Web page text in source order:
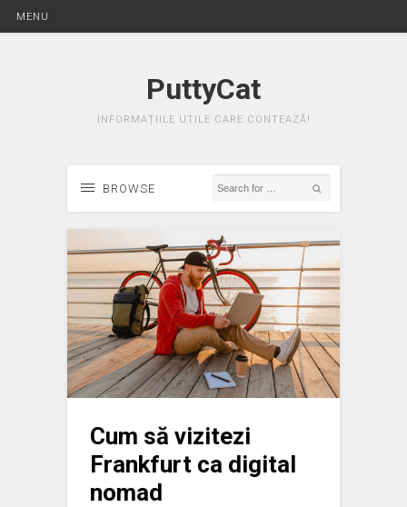
MENU
PuttyCat
INFORMAȚIILE UTILE CARE CONTEAZĂ!
BROWSE
Cum să vizitezi
Frankfurt ca digital
nomad